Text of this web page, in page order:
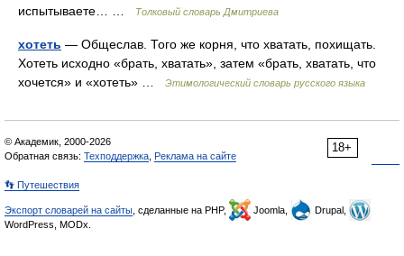
испытываете… …
Толковый словарь Дмитриева
хотеть — Общеслав. Того же корня, что хватать, похищать.
Хотеть исходно «брать, хватать», затем «брать, хватать, что
хочется» и «хотеть» …
Этимологический словарь русского языка
18+
© Академик, 2000-2026
Обратная связь: Техподдержка Реклама на сайте
👣 Путешествия
Экспорт словарей на сайты , сделанные на PHP, Joomla,
Drupal,
WordPress, MODx.